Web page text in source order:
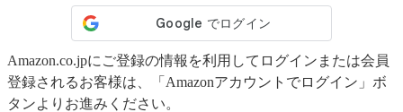
Amazon.co.jpにご登録の情報を利用してログインまたは会員
登録されるお客様は、「Amazonアカウントでログイン」ボ
タンよりお進みください。